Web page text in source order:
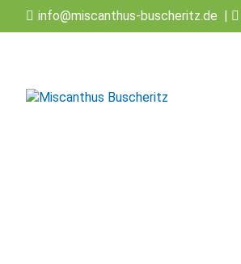
info@miscanthus-buscheritz.de |